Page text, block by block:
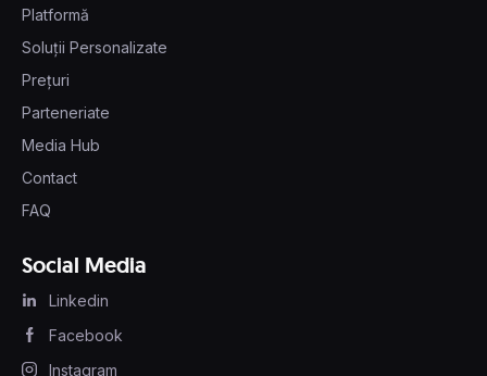
Platformă
Soluții Personalizate
Prețuri
Parteneriate
Media Hub
Contact
FAQ
Social Media
Linkedin
Facebook
Instagram